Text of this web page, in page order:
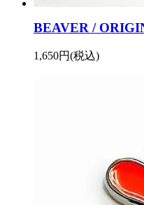
BEAVER /
1,650円(税込)